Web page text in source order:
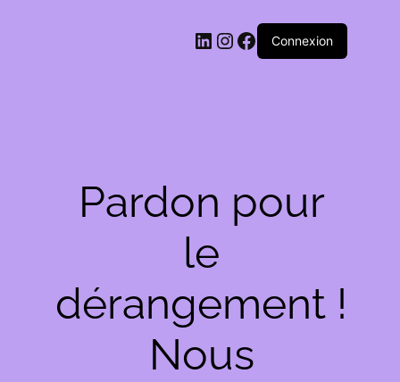
LinkedIn
Instagram
Facebook
Connexion
Pardon pour
le
dérangement !
Nous